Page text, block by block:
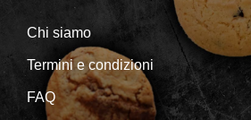
Chi siamo
Termini e condizioni
FAQ